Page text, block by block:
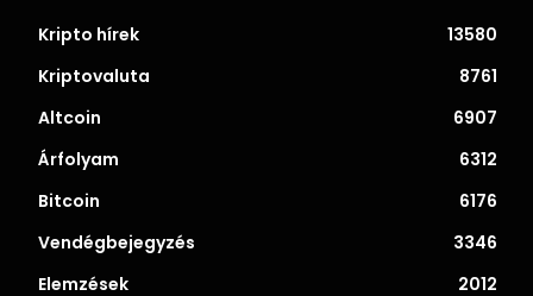
Kripto hírek
13580
Kriptovaluta
8761
Altcoin
6907
Árfolyam
6312
Bitcoin
6176
Vendégbejegyzés
3346
Elemzések
2012